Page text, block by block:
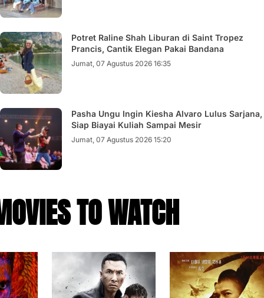
Potret Raline Shah Liburan di Saint Tropez
Prancis, Cantik Elegan Pakai Bandana
Jumat, 07 Agustus 2026 16:35
Pasha Ungu Ingin Kiesha Alvaro Lulus Sarjana,
Siap Biayai Kuliah Sampai Mesir
Jumat, 07 Agustus 2026 15:20
TO WATCH